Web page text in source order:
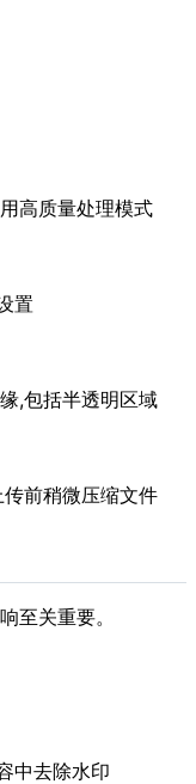
高质量处理模式
置
,包括半透明区域
前稍微压缩文件
至关重要。
中去除水印